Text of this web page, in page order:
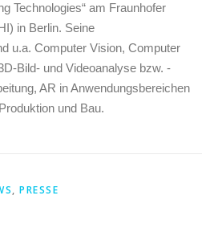
Technologies“ am Fraunhofer
in Berlin. Seine
u.a. Computer Vision, Computer
Bild- und Videoanalyse bzw. -
AR in Anwendungsbereichen
und Bau.
, PRESSE